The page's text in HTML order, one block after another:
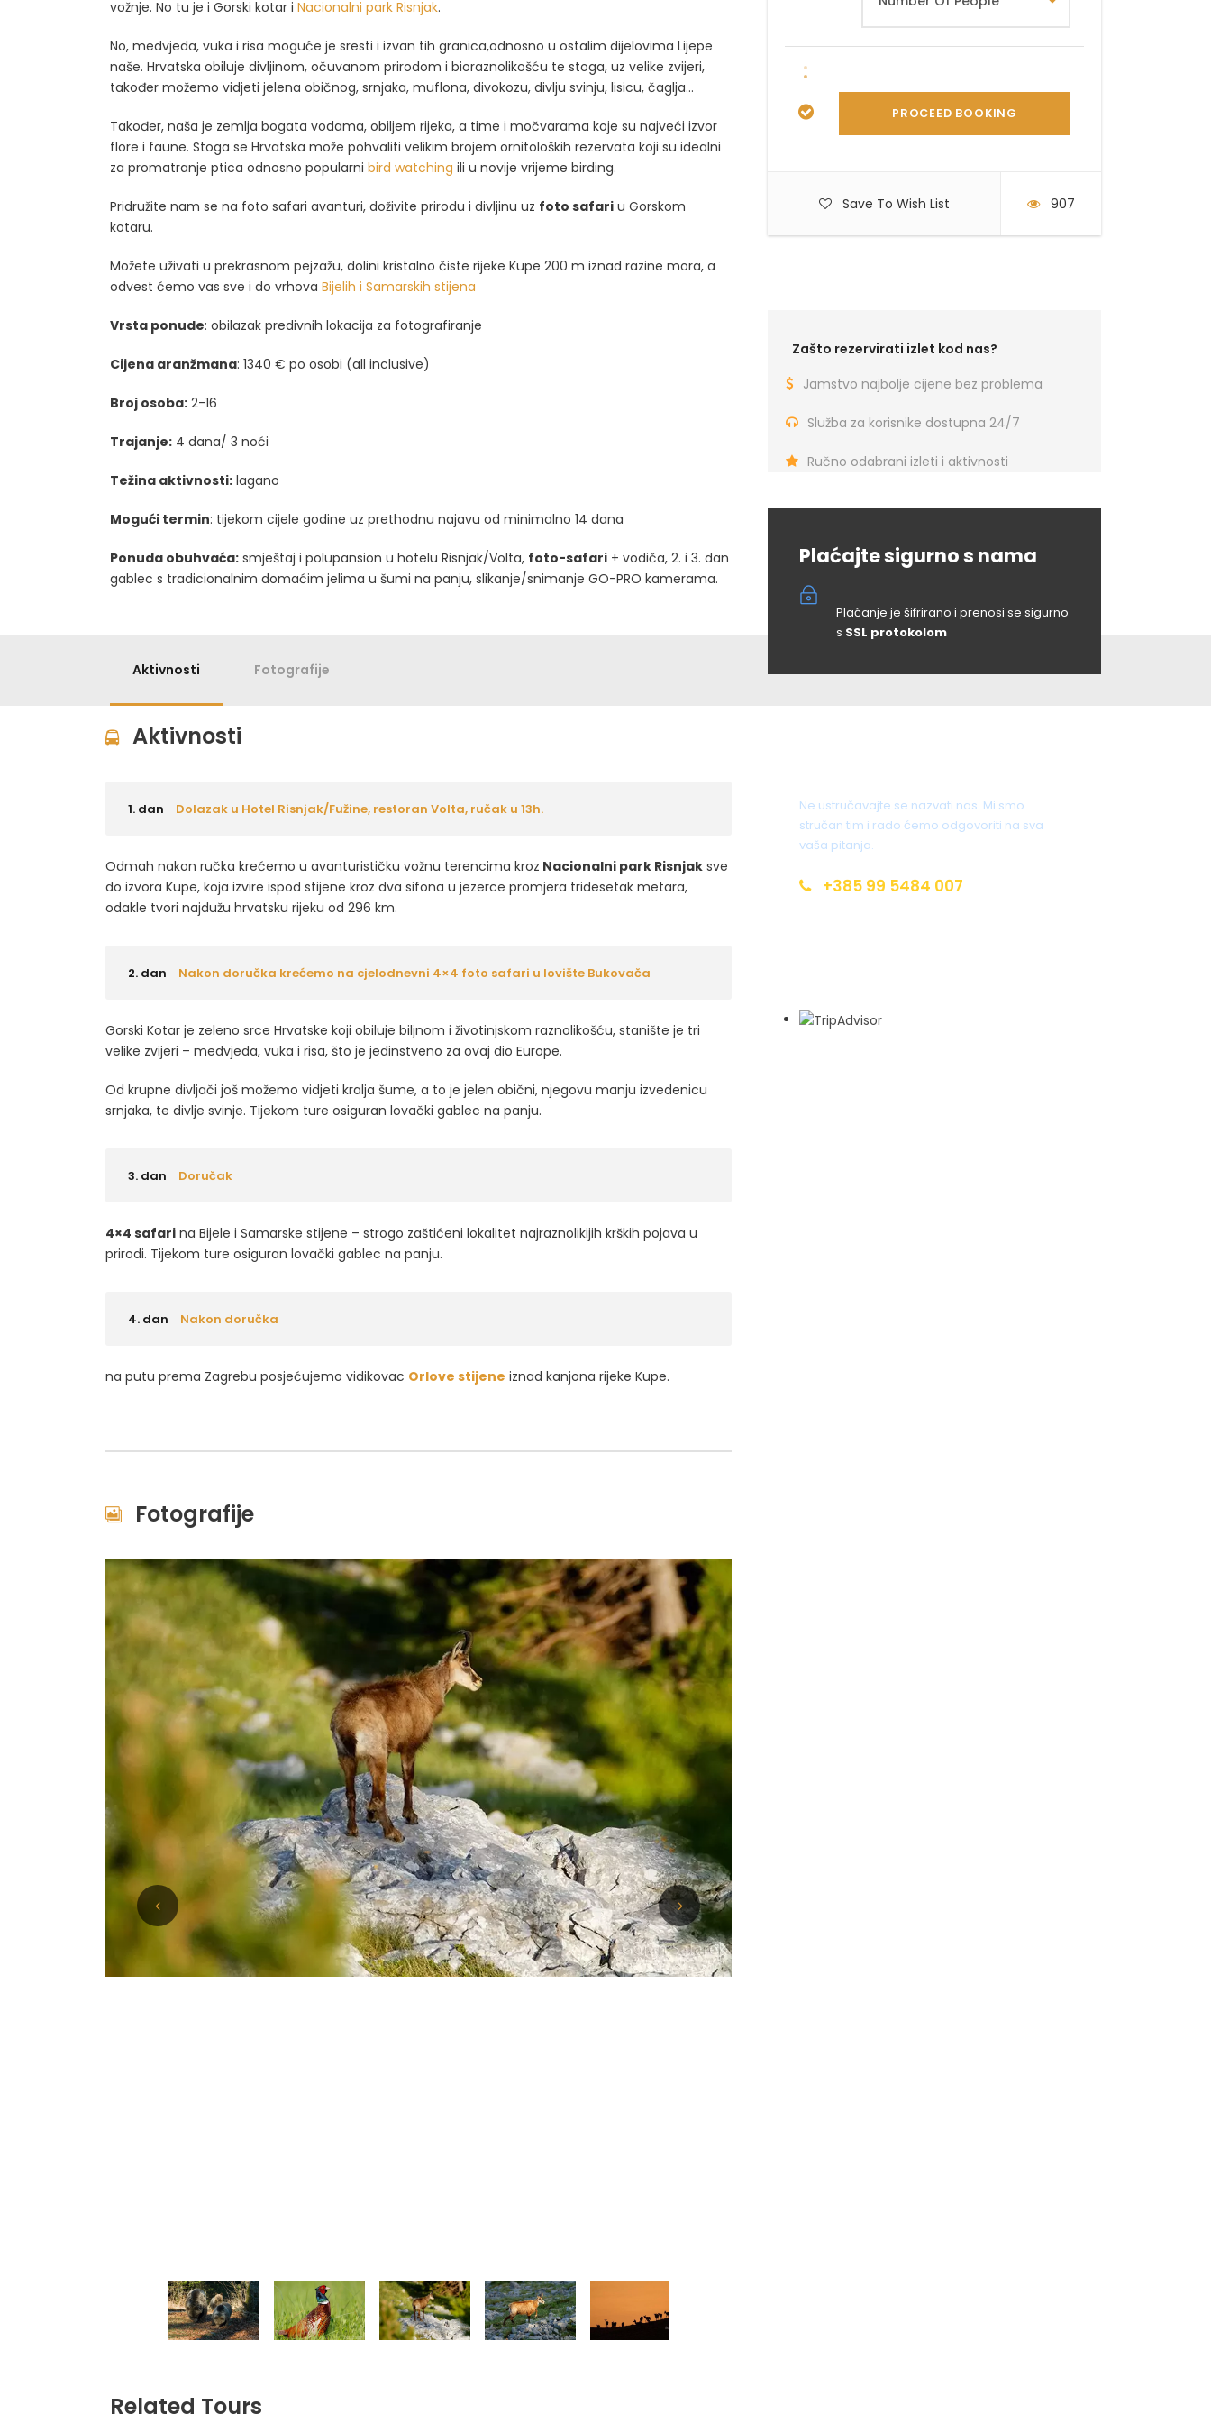
Save To Wish List 907
Zašto rezervirati izlet kod nas?
Jamstvo najbolje cijene bez problema
Služba za korisnike dostupna 24/7
Ručno odabrani izleti i aktivnosti
Plaćajte sigurno s nama
Plaćanje je šifrirano i prenosi se sigurno
s SSL protokolom
Ne ustručavajte se nazvati nas. Mi smo
stručan tim i rado ćemo odgovoriti na sva
vaša pitanja.
+385 99 5484 007
vožnje. No tu je i Gorski kotar i Nacionalni park Risnjak.
No, medvjeda, vuka i risa moguće je sresti i izvan tih granica,odnosno u ostalim dijelovima Lijepe
naše. Hrvatska obiluje divljinom, očuvanom prirodom i bioraznolikošću te stoga, uz velike zvijeri,
također možemo vidjeti jelena običnog, srnjaka, muflona, divokozu, divlju svinju, lisicu, čaglja…
Također, naša je zemlja bogata vodama, obiljem rijeka, a time i močvarama koje su najveći izvor
flore i faune. Stoga se Hrvatska može pohvaliti velikim brojem ornitoloških rezervata koji su idealni
za promatranje ptica odnosno popularni bird watching ili u novije vrijeme birding.
Pridružite nam se na foto safari avanturi, doživite prirodu i divljinu uz foto safari u Gorskom
kotaru.
Možete uživati u prekrasnom pejzažu, dolini kristalno čiste rijeke Kupe 200 m iznad razine mora, a
odvest ćemo vas sve i do vrhova Bijelih i Samarskih stijena
Vrsta ponude: obilazak predivnih lokacija za fotografiranje
Cijena aranžmana: 1340 € po osobi (all inclusive)
Broj osoba: 2-16
Trajanje: 4 dana/ 3 noći
Težina aktivnosti: lagano
Mogući termin: tijekom cijele godine uz prethodnu najavu od minimalno 14 dana
Ponuda obuhvaća: smještaj i polupansion u hotelu Risnjak/Volta, foto-safari + vodiča, 2. i 3. dan
gablec s tradicionalnim domaćim jelima u šumi na panju, slikanje/snimanje GO-PRO kamerama.
Aktivnosti Fotografije
Aktivnosti
1. dan Dolazak u Hotel Risnjak/Fužine, restoran Volta, ručak u 13h.
Odmah nakon ručka krećemo u avanturističku vožnu terencima kroz Nacionalni park Risnjak sve
do izvora Kupe, koja izvire ispod stijene kroz dva sifona u jezerce promjera tridesetak metara,
odakle tvori najdužu hrvatsku rijeku od 296 km.
2. dan Nakon doručka krećemo na cjelodnevni 4×4 foto safari u lovište Bukovača
Gorski Kotar je zeleno srce Hrvatske koji obiluje biljnom i životinjskom raznolikošću, stanište je tri
velike zvijeri – medvjeda, vuka i risa, što je jedinstveno za ovaj dio Europe.
Od krupne divljači još možemo vidjeti kralja šume, a to je jelen obični, njegovu manju izvedenicu
srnjaka, te divlje svinje. Tijekom ture osiguran lovački gablec na panju.
3. dan Doručak
4×4 safari na Bijele i Samarske stijene – strogo zaštićeni lokalitet najraznolikijih krških pojava u
prirodi. Tijekom ture osiguran lovački gablec na panju.
4. dan Nakon doručka
na putu prema Zagrebu posjećujemo vidikovac Orlove stijene iznad kanjona rijeke Kupe.
Fotografije
Related Tours